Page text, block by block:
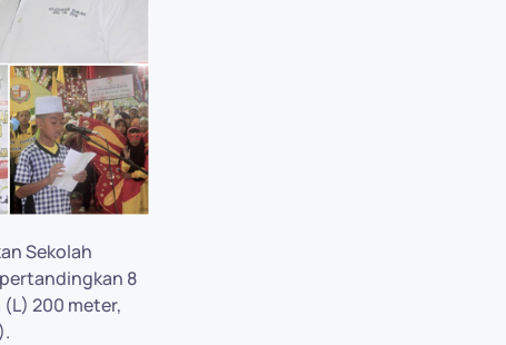
Sekolah
8
200 meter,